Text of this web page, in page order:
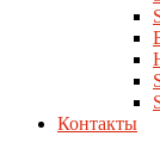
Контакты